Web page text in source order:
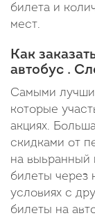
билета и
мест.
Как
автобус .
Самыми
которые
акциях.
скидками от
на выьранный
билеты через
условиях с
билеты на